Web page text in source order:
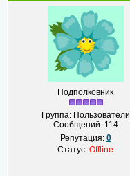
Подполковник
Группа: Пользователи
Сообщений: 114
Репутация: 0
Статус:Offline